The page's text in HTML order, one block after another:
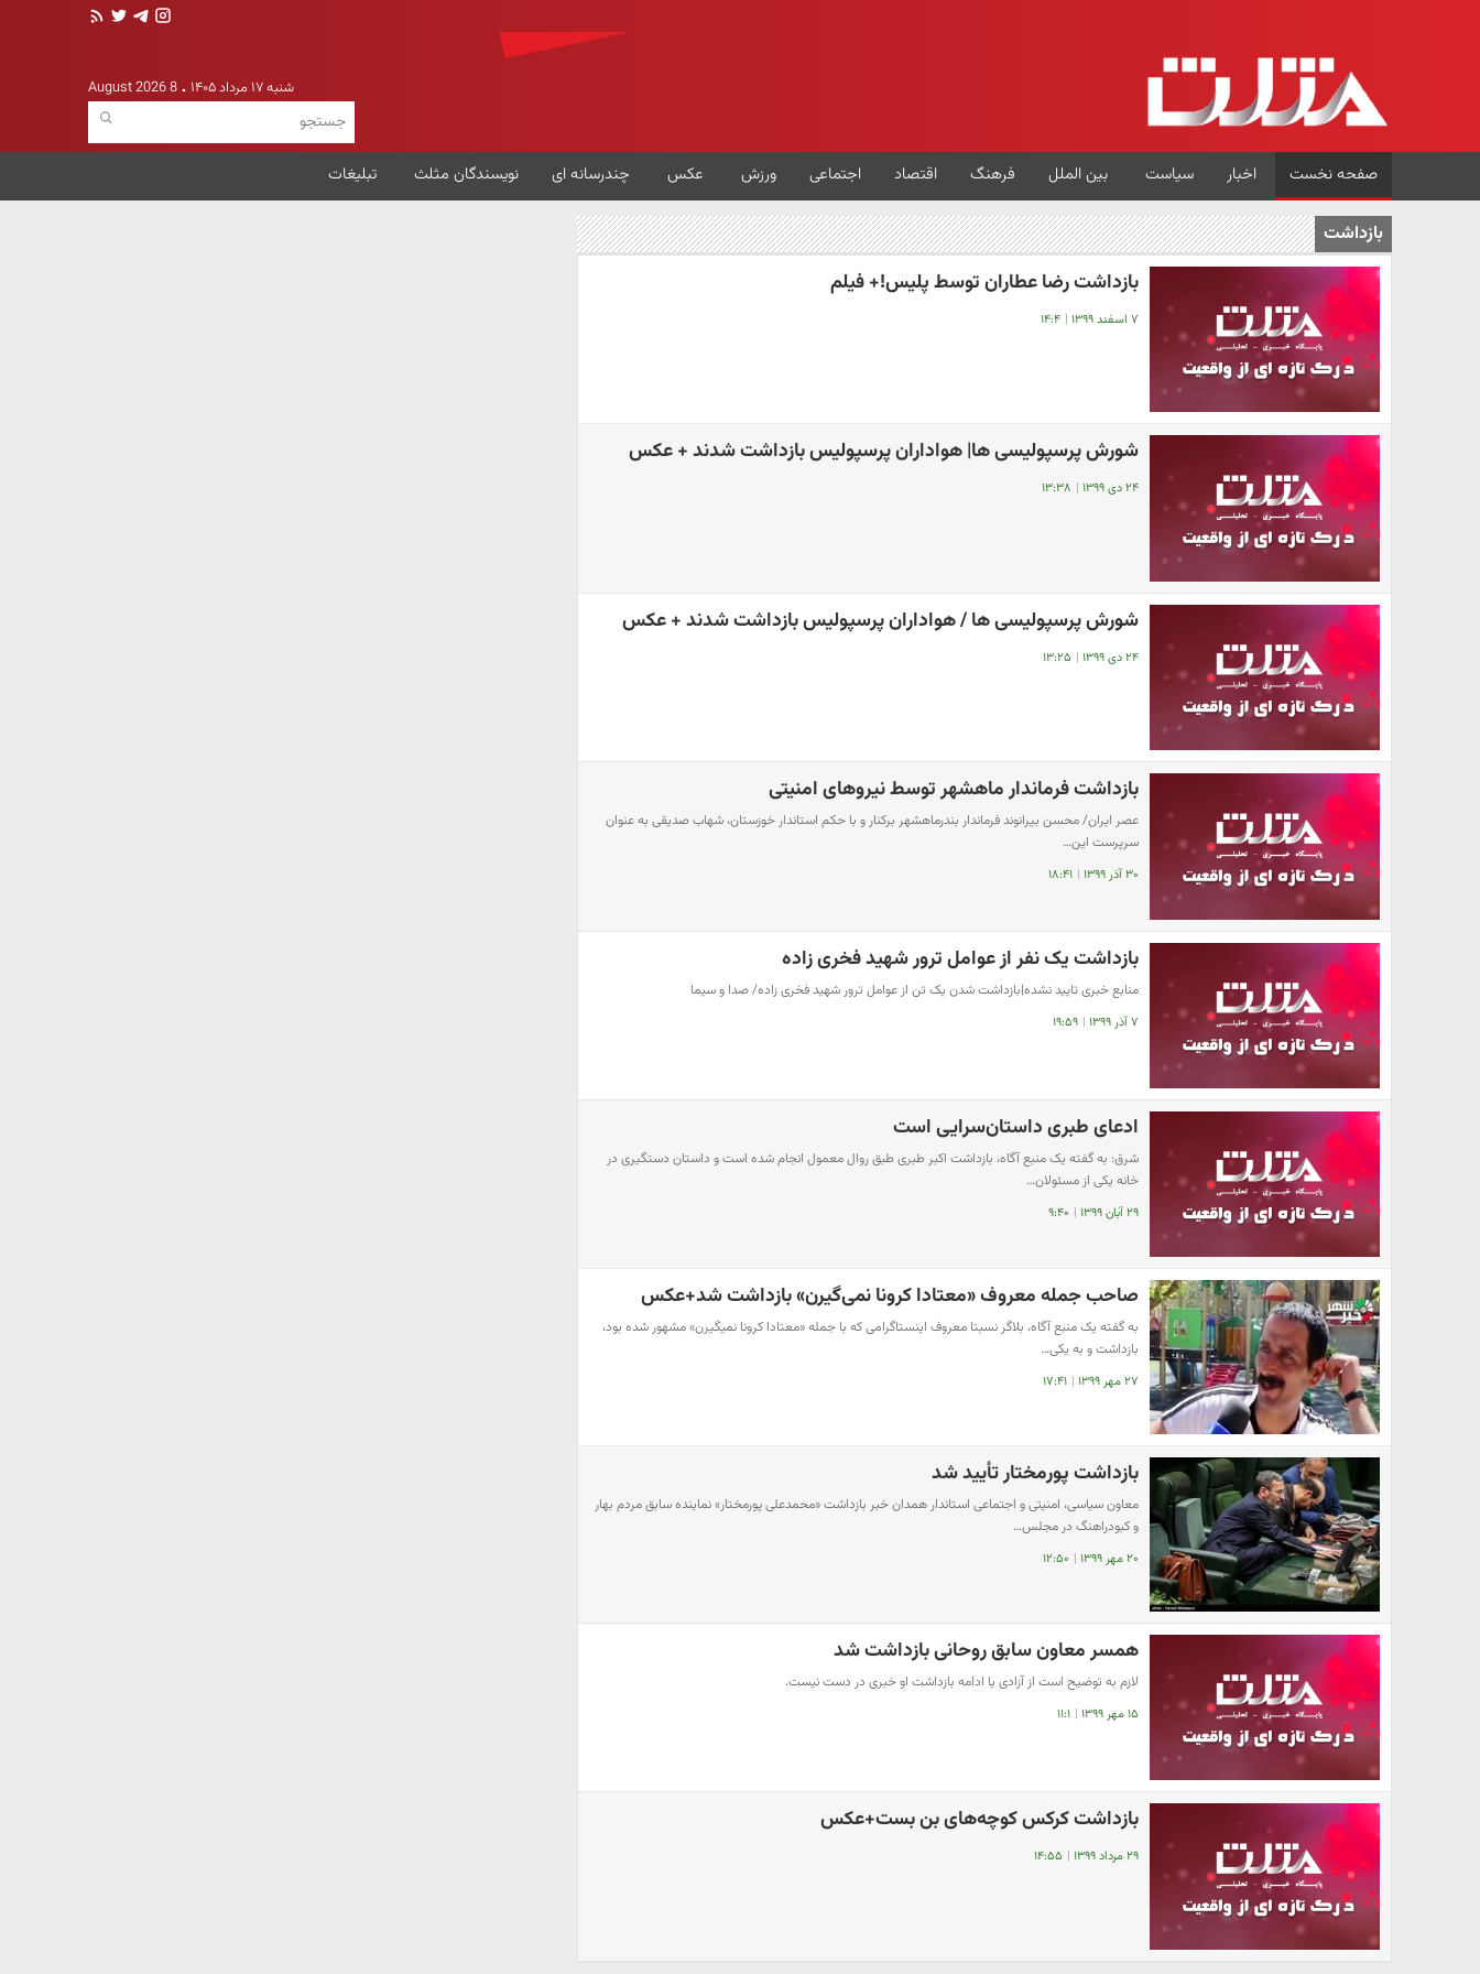
شنبه ۱۷ مرداد ۱۴۰۵ 8 August 2026
صفحه نخست اخبار سیاست بین الملل فرهنگ اقتصاد اجتماعی ورزش عکس چندرسانه ای نویسندگان مثلث تبلیغات
بازداشت
بازداشت رضا عطاران توسط پلیس!+ فیلم
۷ اسفند ۱۳۹۹ | ۱۴:۴
شورش پرسپولیسی ها| هواداران پرسپولیس بازداشت شدند + عکس
۲۴ دی ۱۳۹۹ | ۱۳:۳۸
شورش پرسپولیسی ها / هواداران پرسپولیس بازداشت شدند + عکس
۲۴ دی ۱۳۹۹ | ۱۳:۲۵
بازداشت فرماندار ماهشهر توسط نیروهای امنیتی
عصر ایران/ محسن بیرانوند فرماندار بندرماهشهر برکنار و با حکم استاندار خوزستان، شهاب صدیقی به عنوان
سرپرست این…
۳۰ آذر ۱۳۹۹ | ۱۸:۴۱
بازداشت یک نفر از عوامل ترور شهید فخری زاده
منابع خبری تایید نشده|بازداشت شدن یک تن از عوامل ترور شهید فخری زاده/ صدا و سیما
۷ آذر ۱۳۹۹ | ۱۹:۵۹
ادعای ‌‌طبری داستان‌سرایی است
شرق: به گفته یک منبع ‌آگاه، بازداشت اکبر طبری طبق روال معمول انجام شده است و داستان دستگیری در
خانه یکی از مسئولان…
۲۹ آبان ۱۳۹۹ | ۹:۴۰
صاحب جمله معروف «معتادا کرونا نمی‌گیرن» بازداشت شد+عکس
به گفته یک منبع آگاه، بلاگر نسبتا معروف اینستاگرامی که با جمله «معتادا کرونا نمیگیرن» مشهور شده بود،
بازداشت و به یکی…
۲۷ مهر ۱۳۹۹ | ۱۷:۴۱
بازداشت پورمختار تأیید شد
معاون سیاسی، امنیتی و اجتماعی استاندار همدان خبر بازداشت «محمدعلی پورمختار» نماینده سابق مردم بهار
و کبودراهنگ در مجلس…
۲۰ مهر ۱۳۹۹ | ۱۲:۵۰
همسر معاون سابق روحانی بازداشت شد
لازم به توضیح است از آزادی یا ادامه بازداشت او خبری در دست نیست.
۱۵ مهر ۱۳۹۹ | ۱۱:۱
بازداشت کرکس کوچه‌های بن بست+عکس
۲۹ مرداد ۱۳۹۹ | ۱۴:۵۵